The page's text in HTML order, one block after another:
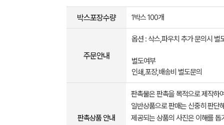
박스포장수량 1박스 100개
주문안내
옵션 : 삭스,파우치 추가 문의시 별
별도여부
인쇄,포장,배송비 별도문의
판촉상품 안내
판촉물은 판촉을 목적으로 제작하
일반상품으로 판매는 신중히 판단
제공되는 상품의 사진은 이해를